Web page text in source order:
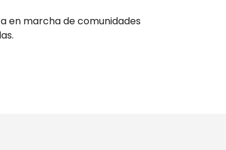
en marcha de comunidades